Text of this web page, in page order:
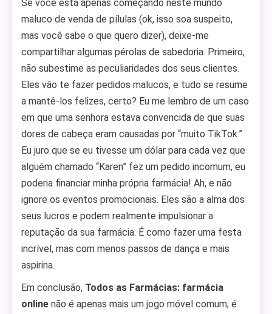
Se você está apenas começando neste mundo
maluco de venda de pílulas (ok, isso soa suspeito,
mas você sabe o que quero dizer), deixe-me
compartilhar algumas pérolas de sabedoria. Primeiro,
não subestime as peculiaridades dos seus clientes.
Eles vão te fazer pedidos malucos, e tudo se resume
a mantê-los felizes, certo? Eu me lembro de um caso
em que uma senhora estava convencida de que suas
dores de cabeça eram causadas por “muito TikTok.”
Eu juro que se eu tivesse um dólar para cada vez que
alguém chamado “Karen” fez um pedido incomum, eu
poderia financiar minha própria farmácia! Ah, e não
ignore os eventos promocionais. Eles são a alma dos
seus lucros e podem realmente impulsionar a
reputação da sua farmácia. É como fazer uma festa
incrível, mas com menos passos de dança e mais
aspirina.
Em conclusão, Todos as Farmácias: farmácia
online não é apenas mais um jogo móvel comum; é